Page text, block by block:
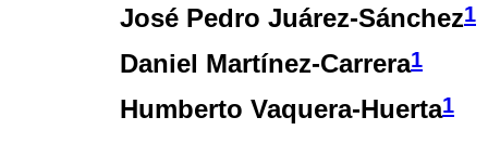
José Pedro Juárez-Sánchez1
Daniel Martínez-Carrera1
Humberto Vaquera-Huerta1